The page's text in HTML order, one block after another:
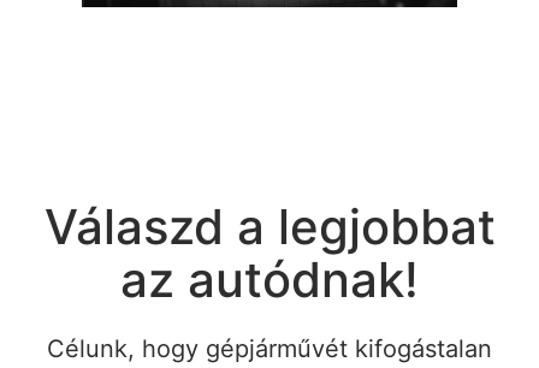
Válaszd a legjobbat
az autódnak!
Célunk, hogy gépjárművét kifogástalan